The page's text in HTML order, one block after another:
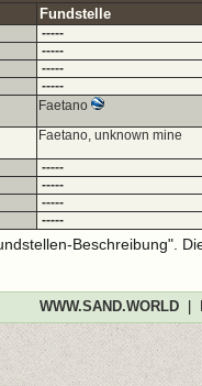
Fundstelle
-----
-----
-----
-----
Faetano
Faetano, unknown mine
-----
-----
-----
-----
Beschreibung".
WWW.SAND.WORLD|